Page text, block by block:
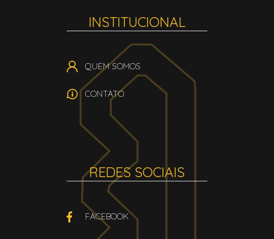
INSTITUCIONAL
QUEM SOMOS
CONTATO
REDES SOCIAIS
FACEBOOK